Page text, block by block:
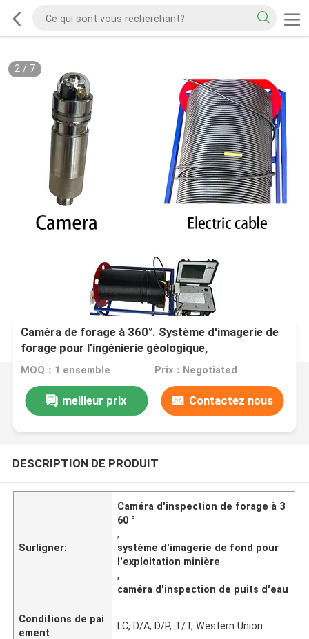
2/ 7
Caméra de forage à 360°. Système d'imagerie de
forage pour l'ingénierie géologique,
l'hydrogéologie, l'exploitation minière et
MOQ：1 ensemble Prix：Negotiated
meilleur prix Contactez nous
DESCRIPTION DE PRODUIT
Surligner:
Caméra d'inspection de forage à 3
60 °
,
système d'imagerie de fond pour
l'exploitation minière
,
caméra d'inspection de puits d'eau
Conditions de pai
ement
LC, D/A, D/P, T/T, Western Union